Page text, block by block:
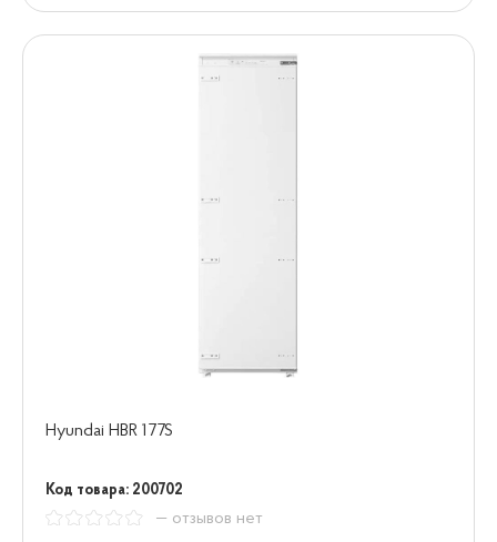
Hyundai HBR 177S
Код товара: 200702
— отзывов нет